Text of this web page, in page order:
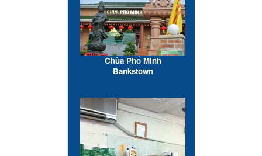
Chùa Phổ Minh
Bankstown